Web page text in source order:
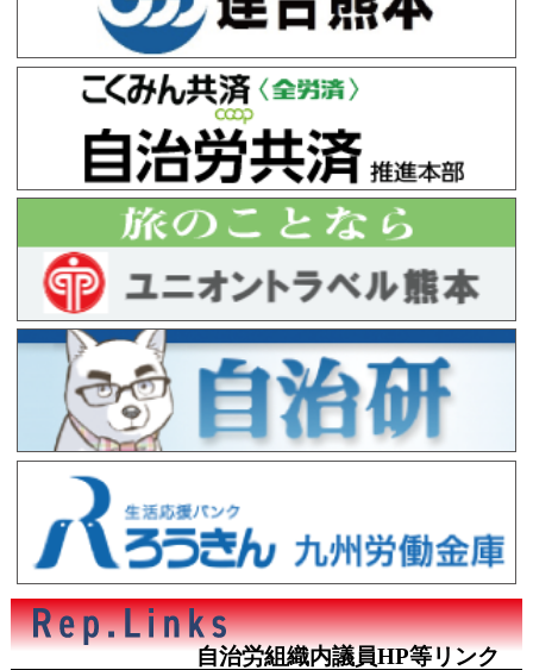
自治労組織内議員HP等リンク